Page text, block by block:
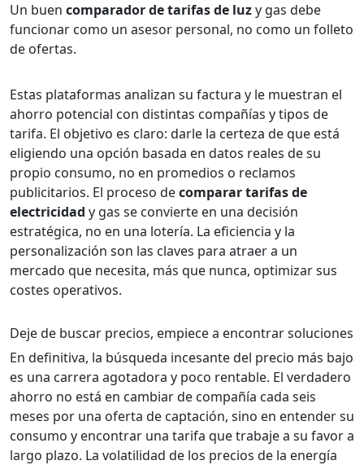
Un buen comparador de tarifas de luzy gas debe
funcionar como un asesor personal, no como un folleto
de ofertas.
Estas plataformas analizan su factura y le muestran el
ahorro potencial con distintas compañías y tipos de
tarifa. El objetivo es claro: darle la certeza de que está
eligiendo una opción basada en datos reales de su
propio consumo, no en promedios o reclamos
publicitarios. El proceso decomparar tarifas de
electricidad y gas se convierte en una decisión
estratégica, no en una lotería. La eficiencia y la
personalización son las claves para atraer a un
mercado que necesita, más que nunca, optimizar sus
costes operativos.
Deje de buscar precios, empiece a encontrar soluciones
En definitiva, la búsqueda incesante del precio más bajo
es una carrera agotadora y poco rentable. El verdadero
ahorro no está en cambiar de compañía cada seis
meses por una oferta de captación, sino en entender su
consumo y encontrar una tarifa que trabaje a su favor a
largo plazo. La volatilidad de los precios de la energía